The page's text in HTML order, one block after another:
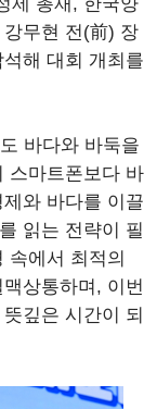
무현 전(前) 장
해 대회 개최를
바다와 바둑을
스마트폰보다 바
와 바다를 이끌
읽는 전략이 필
속에서 최적의
상통하며, 이번
깊은 시간이 되